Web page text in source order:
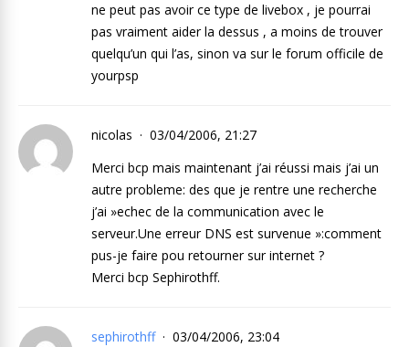
ne peut pas avoir ce type de livebox , je pourrai
pas vraiment aider la dessus , a moins de trouver
quelqu’un qui l’as, sinon va sur le forum officile de
yourpsp
nicolas
03/04/2006, 21:27
Merci bcp mais maintenant j’ai réussi mais j’ai un
autre probleme: des que je rentre une recherche
j’ai »echec de la communication avec le
serveur.Une erreur DNS est survenue »:comment
pus-je faire pou retourner sur internet ?
Merci bcp Sephirothff.
sephirothff
03/04/2006, 23:04